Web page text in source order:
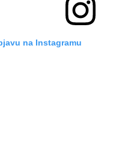
na Instagramu